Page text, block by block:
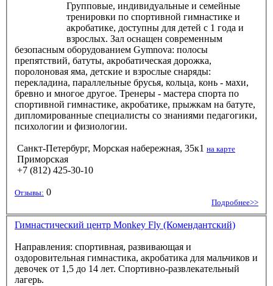
Групповые, индивидуальные и семейные
тренировки по спортивной гимнастике и
акробатике, доступны для детей с 1 года и
взрослых. Зал оснащен современным
безопасным оборудованием Gymnova: полосы
препятствий, батуты, акробатическая дорожка,
поролоновая яма, детские и взрослые снаряды:
перекладина, параллельные брусья, кольца, конь - махи,
бревно и многое другое. Тренеры - мастера спорта по
спортивной гимнастике, акробатике, прыжкам на батуте,
дипломированные специалисты со знаниями педагогики,
психологии и физиологии.
Санкт-Петербург, Морская набережная, 35к1 на карте
Приморская
+7 (812) 425-30-10
Отзывы: 0
Подробнее>>
Гимнастический центр Monkey Fly (Комендантский)
Направления: спортивная, развивающая и
оздоровительная гимнастика, акробатика для мальчиков и
девочек от 1,5 до 14 лет. Спортивно-развлекательный
лагерь.